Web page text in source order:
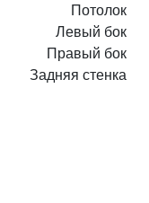
Потолок
Левый бок
Правый бок
Задняя стенка